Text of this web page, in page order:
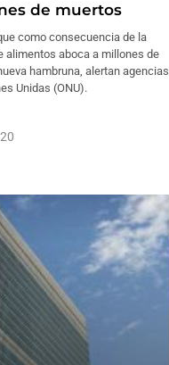
de muertos
como consecuencia de la
alimentos aboca a millones de
hambruna, alertan agencias
Unidas (ONU).